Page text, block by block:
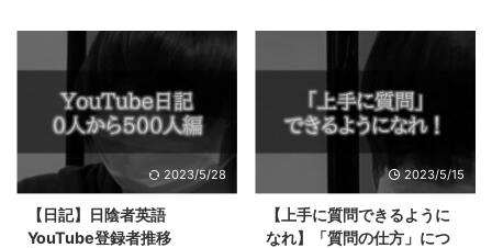
2023/5/28
【日記】日陰者英語
YouTube登録者推移
2023/5/15
【上手に質問できるように
なれ】「質問の仕方」につ